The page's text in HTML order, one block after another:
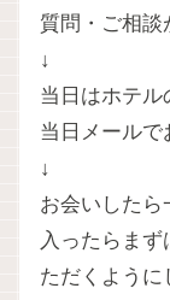
質問・ご相談
↓
当日はホテル
当日メールで
↓
お会いしたら
入ったらま
ただくように